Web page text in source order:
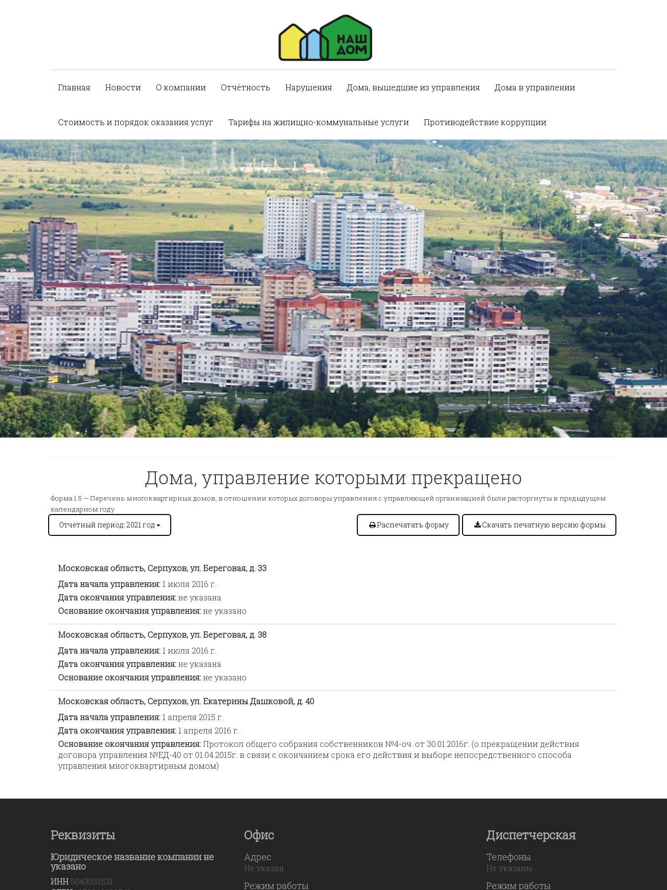
Главная Новости О компании Отчётность Нарушения Дома, вышедшие из управления Дома в управлении
Стоимость и порядок оказания услуг Тарифы на жилищно-коммунальные услуги Противодействие коррупции
Дома, управление которыми прекращено
Форма 1.5 — Перечень многоквартирных домов, в отношении которых договоры управления с управляющей организацией были расторгнуты в предыдущем
календарном году
Отчётный период: 2021 год Распечатать форму Скачать печатную версию формы
Московская область, Серпухов, ул. Береговая, д. 33
Дата начала управления: 1 июля 2016 г.
Дата окончания управления:не указана
Основание окончания управления:не указано
Московская область, Серпухов, ул. Береговая, д. 38
Дата начала управления: 1 июля 2016 г.
Дата окончания управления:не указана
Основание окончания управления:не указано
Московская область, Серпухов, ул. Екатерины Дашковой, д. 40
Дата начала управления: 1 апреля 2015 г.
Дата окончания управления: 1 апреля 2016 г.
Основание окончания управления:Протокол общего собрания собственников №4-оч. от 30.01.2016г. (о прекращении действия
договора управления №ЕД-40 от 01.04.2015г. в связи с окончанием срока его действия и выборе непосредственного способа
управления многоквартирным домом)
Реквизиты
Юридическое название компании не
указано
ИНН 5043031531
Офис
Адрес
Не указан
Режим работы
Диспетчерская
Телефоны
Не указаны
Режим работы